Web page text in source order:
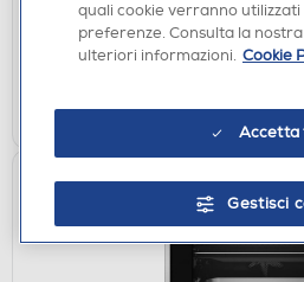
Acquisto online:non disponibile
Ritiro in negozio:non disponibile
quali cookie verranno utilizzati
preferenze. Consulta la
ulteriori informazioni. Cookie
Accetta
Gestisci